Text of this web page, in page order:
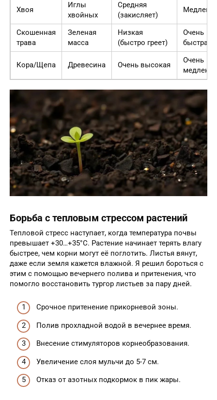
Хвоя
Иглы
хвойных
Средняя
(закисляет)
Скошенная
трава
Зеленая
масса
Низкая
(быстро греет)
Очень
быстрая
Кора/Щепа Древесина Очень высокая
Очень
Борьба с тепловым стрессом растений
Тепловой стресс наступает, когда температура почвы
превышает +30…+35°C. Растение начинает терять влагу
быстрее, чем корни могут её поглотить. Листья вянут,
даже если земля кажется влажной. Я решил бороться с
этим с помощью вечернего полива и притенения, что
помогло восстановить тургор листьев за пару дней.
Срочное притенение прикорневой зоны.
Полив прохладной водой в вечернее время.
Внесение стимуляторов корнеобразования.
Увеличение слоя мульчи до 5-7 см.
Отказ от азотных подкормок в пик жары.